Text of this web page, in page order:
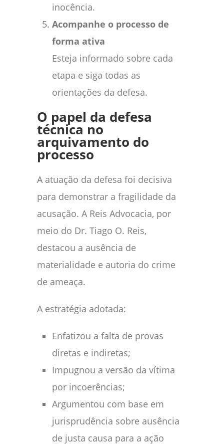
inocência.
Acompanhe o processo de
forma ativa
Esteja informado sobre cada
etapa e siga todas as
orientações da defesa.
O papel da defesa
técnica no
arquivamento do
processo
A atuação da defesa foi decisiva
para demonstrar a fragilidade da
acusação. A Reis Advocacia, por
meio do Dr. Tiago O. Reis,
destacou a ausência de
materialidade e autoria do crime
de ameaça.
A estratégia adotada:
Enfatizou a falta de provas
diretas e indiretas;
Impugnou a versão da vítima
por incoerências;
Argumentou com base em
jurisprudência sobre ausência
de justa causa para a ação